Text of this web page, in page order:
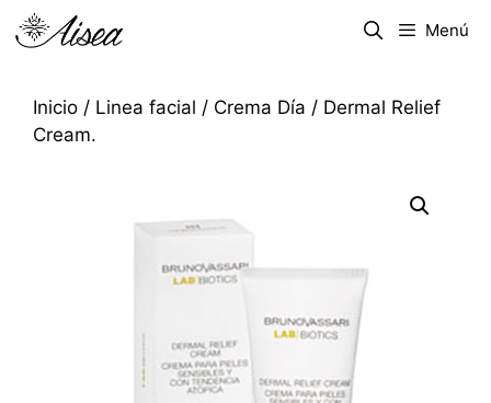
Menú
Inicio / Linea facial / Crema Día / Dermal Relief
Cream.